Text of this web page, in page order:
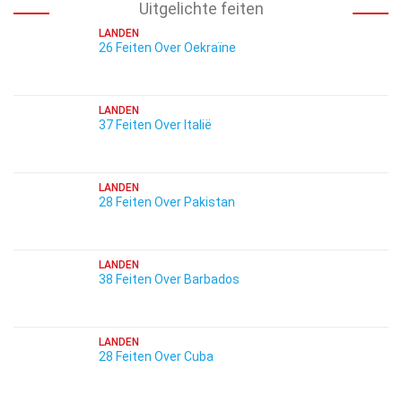
Uitgelichte feiten
LANDEN
26 Feiten Over Oekraïne
LANDEN
37 Feiten Over Italië
LANDEN
28 Feiten Over Pakistan
LANDEN
38 Feiten Over Barbados
LANDEN
28 Feiten Over Cuba